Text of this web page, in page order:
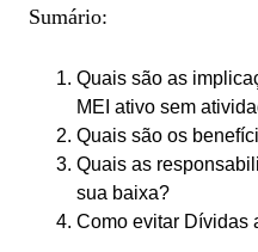
Sumário:
Quais são as
MEI ativo sem
Quais são os
Quais as
sua baixa?
Como evitar Dívidas